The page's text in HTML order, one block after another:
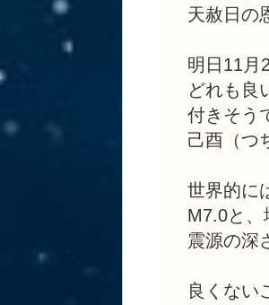
天赦日の
明日11月
どれも良
付きそう
己酉（つ
世界的に
M7.0と、
震源の深
良くない